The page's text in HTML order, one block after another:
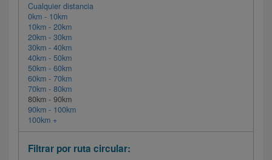
Cualquier distancia
0km - 10km
10km - 20km
20km - 30km
30km - 40km
40km - 50km
50km - 60km
60km - 70km
70km - 80km
80km - 90km
90km - 100km
100km +
Filtrar por ruta circular: